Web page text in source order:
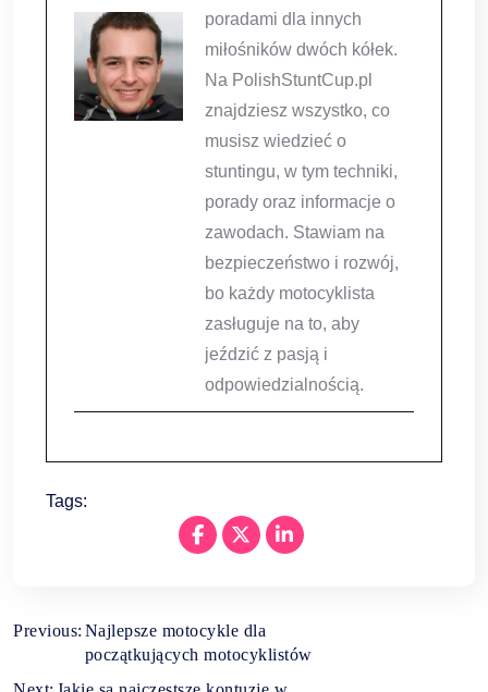
poradami dla innych
miłośników dwóch kółek.
Na PolishStuntCup.pl
znajdziesz wszystko, co
musisz wiedzieć o
stuntingu, w tym techniki,
porady oraz informacje o
zawodach. Stawiam na
bezpieczeństwo i rozwój,
bo każdy motocyklista
zasługuje na to, aby
jeździć z pasją i
odpowiedzialnością.
Tags:
Nawigacja
wpisu
Previous: Najlepsze motocykle dla
początkujących motocyklistów